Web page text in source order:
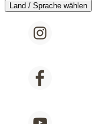
Land / Sprache wählen